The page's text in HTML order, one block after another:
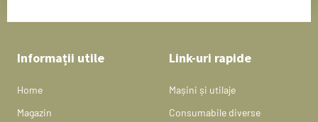
Informații utile
Home
Magazin
Link-uri rapide
Mașini și utilaje
Consumabile diverse